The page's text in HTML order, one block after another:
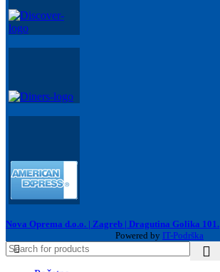
Nova Oprema d.o.o. | Zagreb | Dragutina Golika 101.
Powered by IT-Podrška